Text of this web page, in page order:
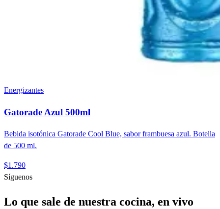
Energizantes
Gatorade Azul 500ml
Bebida isotónica Gatorade Cool Blue, sabor frambuesa azul. Botella
de 500 ml.
$1.790
Síguenos
Lo que sale de nuestra cocina, en vivo